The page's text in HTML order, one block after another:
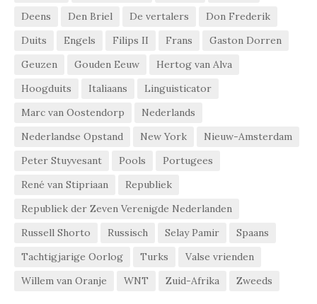
Deens
Den Briel De vertalers
Don Frederik
Duits
Engels Filips II Frans
Gaston Dorren
Geuzen
Gouden Eeuw
Hertog van Alva
Hoogduits
Italiaans
Linguisticator
Marc van Oostendorp
Nederlands
Nederlandse Opstand
New York
Nieuw-Amsterdam
Peter Stuyvesant
Pools
Portugees
René van Stipriaan
Republiek
Republiek der Zeven Verenigde Nederlanden
Russell Shorto
Russisch Selay Pamir
Spaans
Tachtigjarige Oorlog
Turks
Valse vrienden
Willem van Oranje
WNT Zuid-Afrika Zweeds